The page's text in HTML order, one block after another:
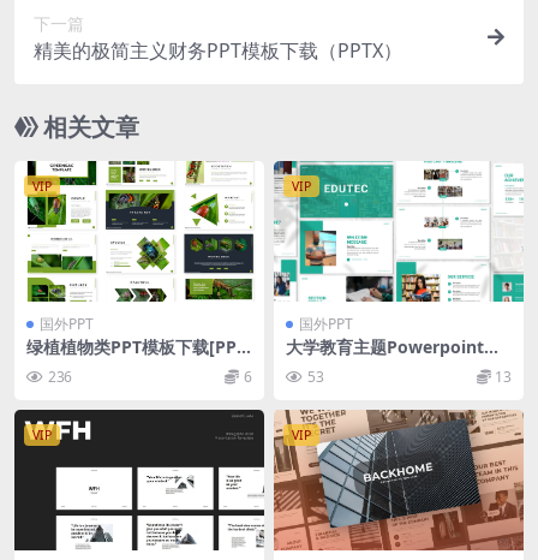
下一篇
精美的极简主义财务PPT模板下载（PPTX）
相关文章
VIP
国外PPT
绿植植物类PPT模板下载[PPT
X] 236 6
VIP
国外PPT
大学教育主题Powerpoint模
板 Edutec – Education Pow
erpoint Template
53 13
VIP VIP